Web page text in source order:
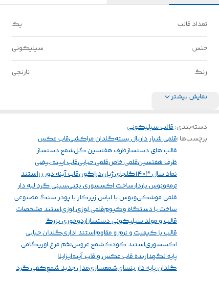
تعداد قالب یک
جنس سیلیکونی
رنگ نارنجی
نمایش بیشتر
دسته‌بندی:قالب سیلیکونی
برچسب‌ها :قلمی شیار داربال بستهگلدان مراکشیقاب عکس
قالب های دستسازظرف هفتسین گلشمع دستساز
ظرف هفتسینقلمی خاصقلمی حبابیقاب ایینه بیضی
نماد سال ۱۴۰۳
گلجای ژیاندراگونقاب آینه دور رزاستند
ترمهونوس باردارساخت اکسسوری بتنیسینی گرد لبه دار
قلمی موشکیونوس با لباس زیرکار با پودر سنگ مصنوعی
ساخت با دستگاه وکیومقلمی لوزی لوزیاستند مشخصات
قالب و مولد سیلیکونی دستسازاردوخوری بزرگ
قالب با کیفیت و نرم و مقاوماستند اداریگلدان حبابی
اکسسوریاستند کودکشمع عروستخم مرغ اوریگامی
پایه نگهدارنده قاب عکس و قاب آینهایزابلا
گلدان پایه دار بنسایشمعسازیمدل جدید شمعکفی گرد